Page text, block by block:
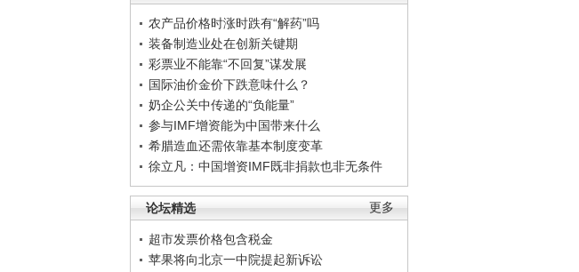
农产品价格时涨时跌有“解药”吗
装备制造业处在创新关键期
彩票业不能靠“不回复”谋发展
国际油价金价下跌意味什么？
奶企公关中传递的“负能量”
参与IMF增资能为中国带来什么
希腊造血还需依靠基本制度变革
徐立凡：中国增资IMF既非捐款也非无条件
更多
论坛精选
超市发票价格包含税金
苹果将向北京一中院提起新诉讼